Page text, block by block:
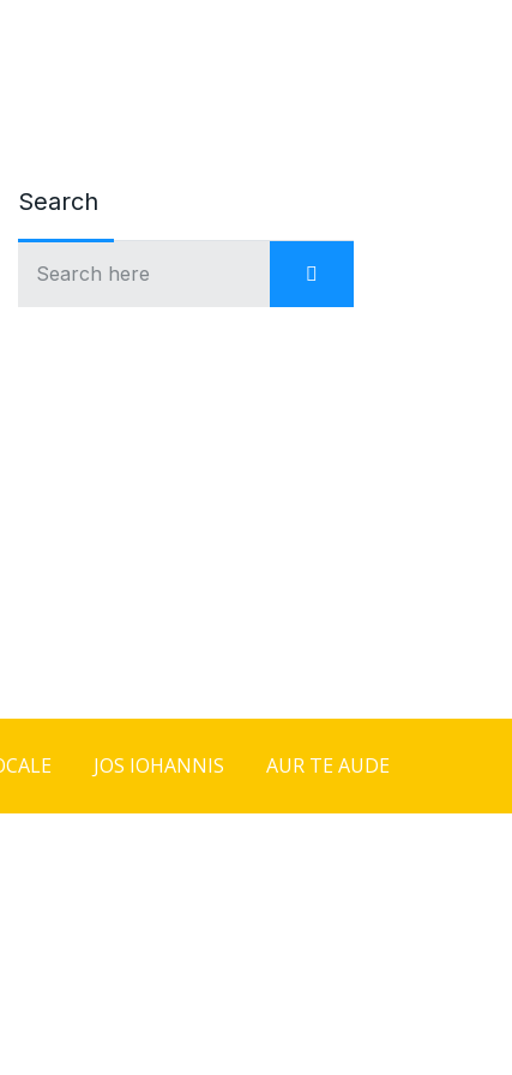
Search
JOS IOHANNIS AUR TE AUDE